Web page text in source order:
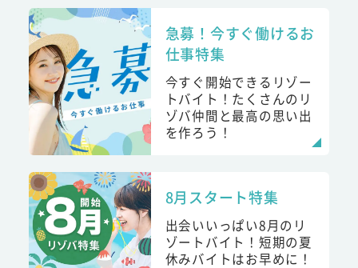
急募！今すぐ働けるお
仕事特集
今すぐ開始できるリゾー
トバイト！たくさんのリ
ゾバ仲間と最高の思い出
を作ろう！
8月スタート特集
出会いいっぱい8月のリ
ゾートバイト！短期の夏
休みバイトはお早めに！